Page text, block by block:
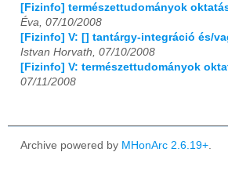
[Fizinfo] természettudományok
Éva, 07/10/2008
[Fizinfo] V: [] tantárgy-integráció és/
Istvan Horvath, 07/10/2008
[Fizinfo] V: természettudományok
07/11/2008
Archive powered by MHonArc 2.6.19+.